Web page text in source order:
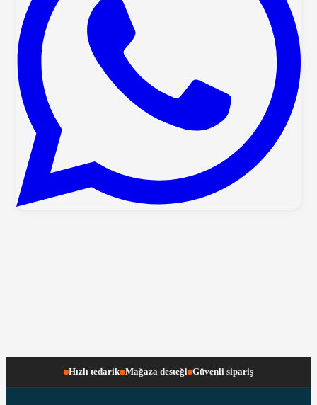
Hızlı tedarik Mağaza desteği Güvenli sipariş